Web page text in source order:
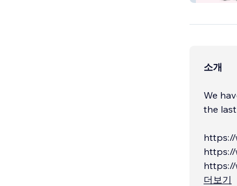
소개
We
the last 7 years.
https://
https://
https://
https://
더보기